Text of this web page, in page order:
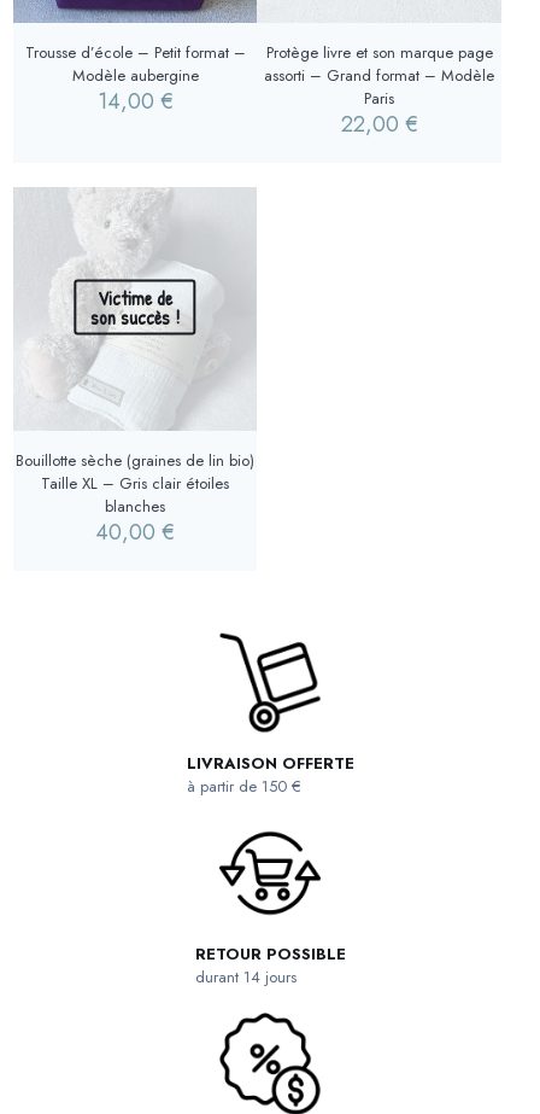
Trousse d’école – Petit format –
Modèle aubergine
14,00 €
Protège livre et son marque page
assorti – Grand format – Modèle
Paris
22,00 €
Victime de
son succès !
Bouillotte sèche (graines de lin bio)
Taille XL – Gris clair étoiles
blanches
40,00€
LIVRAISON OFFERTE
à partir de 150 €
RETOUR POSSIBLE
durant 14 jours